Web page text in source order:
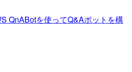
QnABotを使ってQ&Aボットを構